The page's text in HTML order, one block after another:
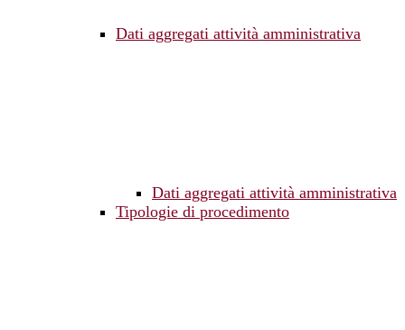
Dati aggregati attività amministrativa
Dati aggregati attività amministrativa
Tipologie di procedimento